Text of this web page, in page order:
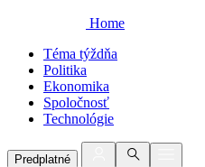
Home
Téma týždňa
Politika
Ekonomika
Spoločnosť
Technológie
Predplatné